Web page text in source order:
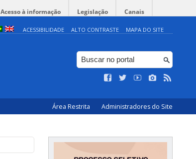
Acesso à informação Legislação Canais
ACESSIBILIDADE ALTO CONTRASTE MAPA DO SITE
Área Restrita Administradores do Site